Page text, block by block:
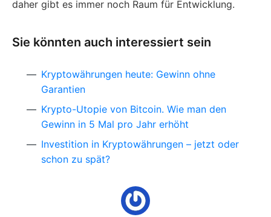
daher gibt es immer noch Raum für Entwicklung.
Sie könnten auch interessiert sein
Kryptowährungen heute: Gewinn ohne
Garantien
Krypto-Utopie von Bitcoin. Wie man den
Gewinn in 5 Mal pro Jahr erhöht
Investition in Kryptowährungen – jetzt oder
schon zu spät?